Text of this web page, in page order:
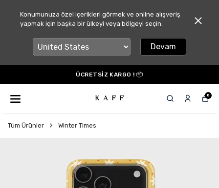
Konumunuza özel içerikleri görmek ve online alışveriş
yapmak için başka bir ülkeyi veya bölgeyi seçin.
Devam
ÜCRETSİZ KARGO ! 📦
0
Tüm Ürünler Winter Times